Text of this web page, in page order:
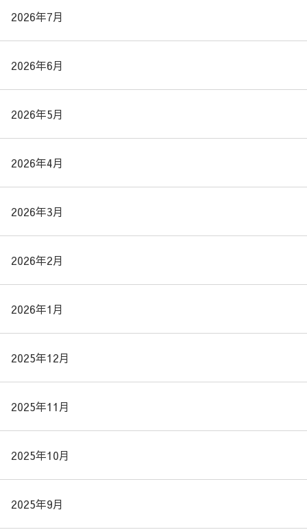
2026年7月
2026年6月
2026年5月
2026年4月
2026年3月
2026年2月
2026年1月
2025年12月
2025年11月
2025年10月
2025年9月